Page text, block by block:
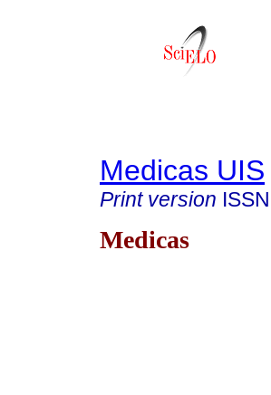
Medicas UIS
Print version ISSN
Medicas